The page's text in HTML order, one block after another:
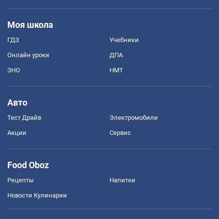
Моя школа
ГДЗ Учебники
Онлайн уроки ДПА
ЗНО НМТ
Авто
Тест Драйв Электромобили
Акции Сервис
Food Oboz
Рецепты Напитки
Новости Кулинарии